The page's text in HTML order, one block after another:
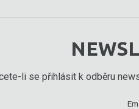
li se přihlásit k odběru